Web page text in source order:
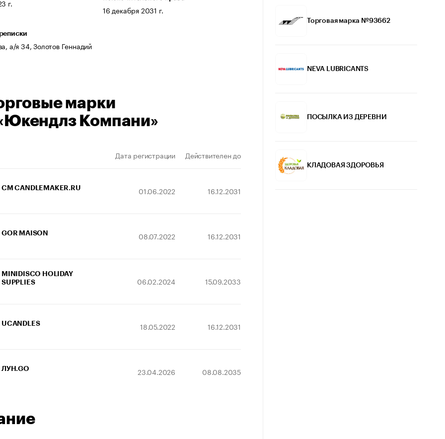
г.
16 декабря 2031 г.
а/я 34, Золотов Геннадий
марки
Компани»
Дата регистрации Действителен до
CM CANDLEMAKER.RU 01.06.2022 16.12.2031
GOR MAISON 08.07.2022 16.12.2031
MINIDISCO HOLIDAY
SUPPLIES
06.02.2024 15.09.2033
UCANDLES 18.05.2022 16.12.2031
ЛУН.GO 23.04.2026 08.08.2035
Торговая марка №93662
NEVA LUBRICANTS
ПОСЫЛКА ИЗ ДЕРЕВНИ
КЛАДОВАЯ ЗДОРОВЬЯ